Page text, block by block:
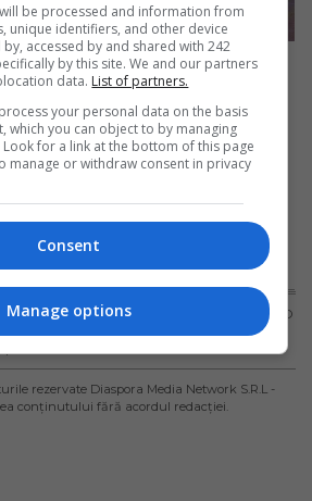
familii de români din
să aibă succes în
de
o familie de tineri români, în vârstă de
fericiții părinți ai…
POLITICA DE
POLITICA PRIVIND
rezervate Diaspora Media Network S.R.L -
conținutului fără acordul redacției.
be processed and information from
unique identifiers, and other device
accessed by and shared with 242
by this site. We and our partners
data. List of partners.
your personal data on the basis
which you can object to by managing
for a link at the bottom of this page
manage or withdraw consent in privacy
Consent
Manage options